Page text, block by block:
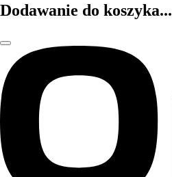
Dodawanie do koszyka...